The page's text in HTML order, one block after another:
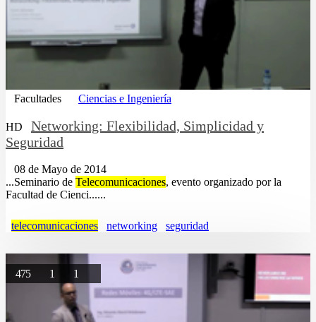
Facultades Ciencias e Ingeniería
HD
Networking: Flexibilidad, Simplicidad y
Seguridad
08 de Mayo de 2014
...Seminario de Telecomunicaciones, evento organizado por la
Facultad de Cienci......
telecomunicaciones networking seguridad
475 1 1